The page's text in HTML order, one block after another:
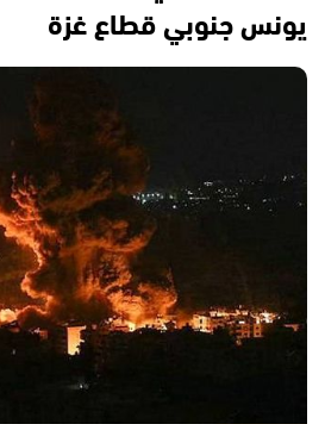
يونس جنوبي قطاع غزة